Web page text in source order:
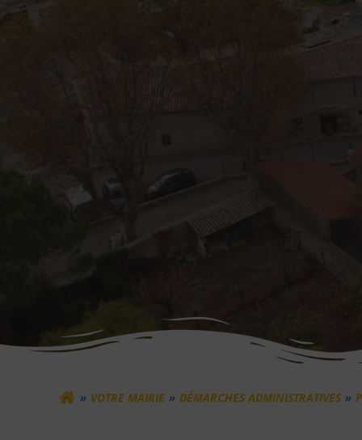
VOTRE MAIRIE DÉMARCHES ADMINISTRATIVES